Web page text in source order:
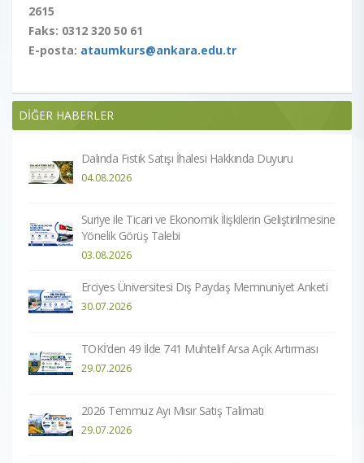
2615
Faks: 0312 320 50 61
E-posta: ataumkurs@ankara.edu.tr
DİĞER HABERLER
Dalında Fıstık Satışı İhalesi Hakkında Duyuru
04.08.2026
Suriye ile Ticari ve Ekonomik İlişkilerin Geliştirilmesine
Yönelik Görüş Talebi
03.08.2026
Erciyes Üniversitesi Dış Paydaş Memnuniyet Anketi
30.07.2026
TOKİ’den 49 İlde 741 Muhtelif Arsa Açık Artırması
29.07.2026
2026 Temmuz Ayı Mısır Satış Talimatı
29.07.2026